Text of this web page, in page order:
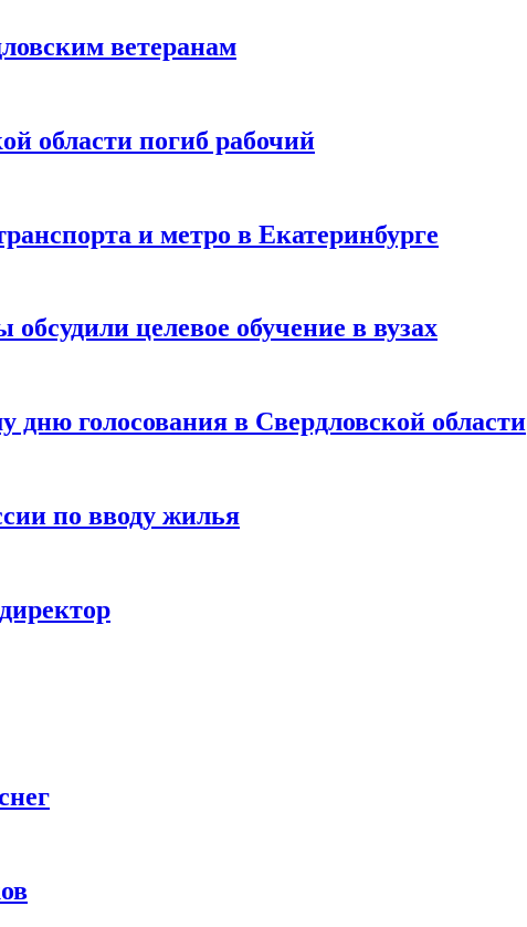
ветеранам
области погиб рабочий
и метро в Екатеринбурге
целевое обучение в вузах
дню голосования в Свердловской области
по вводу жилья